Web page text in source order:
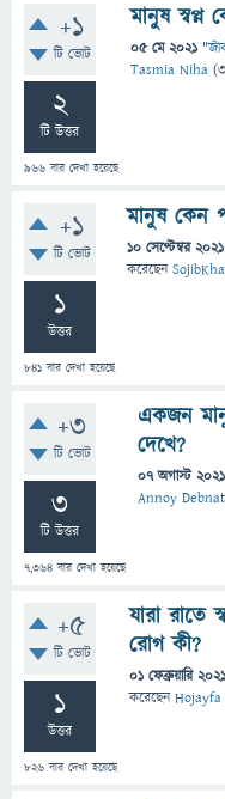
+1
টি ভোট
2
টি উত্তর
966 বার দেখা হয়েছে
মানুষ স্বপ্ন
05 মে 2021 "
Tasmia Niha (
+1
টি ভোট
1
উত্তর
841 বার দেখা হয়েছে
মানুষ কেন
10 সেপ্টেম্বর 2021
করেছেন
+3
টি ভোট
3
টি উত্তর
7,364 বার দেখা হয়েছে
একজন
দেখে?
07 অগাস্ট 2021
Annoy
+5
টি ভোট
1
উত্তর
826 বার দেখা হয়েছে
যারা রাতে
রোগ কী?
01 ফেব্রুয়ারি 2021
করেছেন